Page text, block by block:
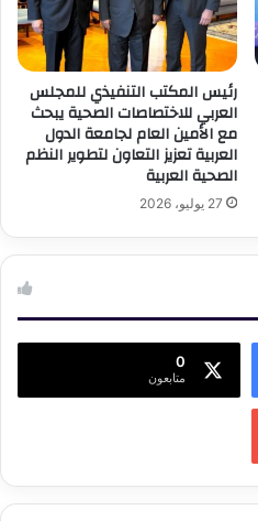
رئيس المكتب التنفيذي للمجلس
العربي للاختصاصات الصحية يبحث
مع الأمين العام لجامعة الدول
العربية تعزيز التعاون لتطوير النظم
الصحية العربية
27 يوليو، 2026
0
متابعون